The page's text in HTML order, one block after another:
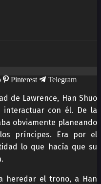
Pinterest Telegram
de Lawrence, Han Shuo
interactuar con él. De la
obviamente planeando
príncipes. Era por el
lo que hacía que su
heredar el trono, a Han